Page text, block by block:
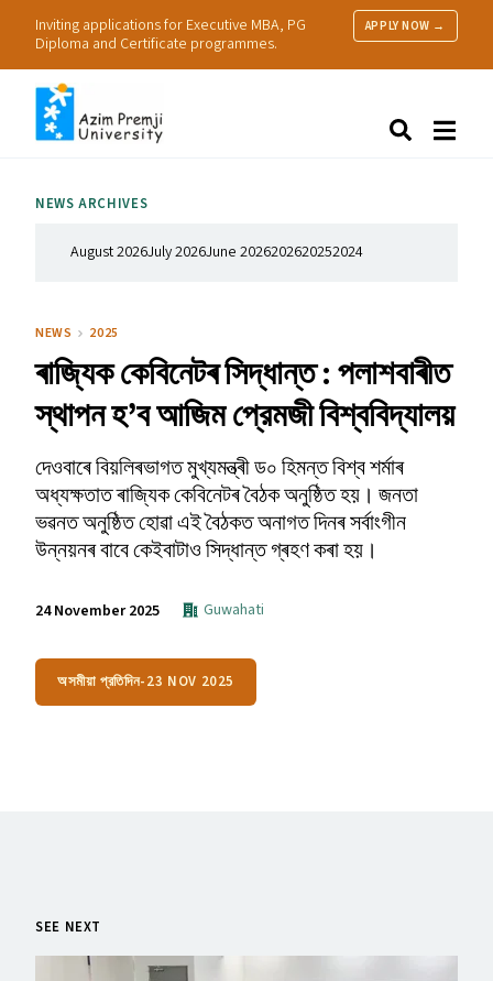
Inviting applications for Executive MBA, PG
Diploma and Certificate programmes.
APPLY NOW →
Research
NEWS ARCHIVES
August 2026July 2026June 2026202620252024
NEWS 2025
ৰাজ্যিক কেবিনেটৰ সিদ্ধান্ত : পলাশবাৰীত
স্থাপন হ’ব আজিম প্রেমজী বিশ্ববিদ্যালয়
দেওবাৰে বিয়লিৰভাগত মুখ্যমন্ত্ৰী ড০ হিমন্ত বিশ্ব শৰ্মাৰ
অধ্যক্ষতাত ৰাজ্যিক কেবিনেটৰ বৈঠক অনুষ্ঠিত হয়। জনতা
ভৱনত অনুষ্ঠিত হোৱা এই বৈঠকত অনাগত দিনৰ সৰ্বাংগীন
উন্নয়নৰ বাবে কেইবাটাও সিদ্ধান্ত গ্ৰহণ কৰা হয়।
24 November 2025 Guwahati
অসমীয়া প্রতিদিন-23 NOV 2025
SEE NEXT